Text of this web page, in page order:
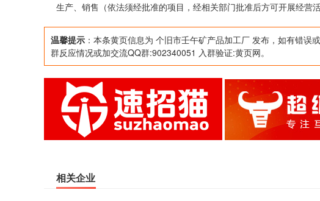
生产、销售（依法须经批准的项目，经相关部门批准后方可开展经营活
温馨提示 ：本条黄页信息为 个旧市壬午矿产品加工厂 发布，如有错误
群反应情况或加交流QQ群:902340051 入群验证:黄页网。
相关企业